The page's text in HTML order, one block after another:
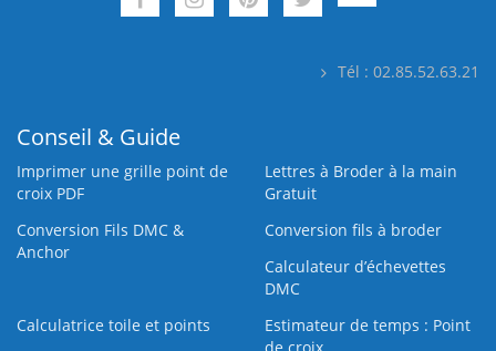
Tél : 02.85.52.63.21
Conseil & Guide
Imprimer une grille point de
croix PDF
Lettres à Broder à la main
Gratuit
Conversion Fils DMC &
Anchor
Conversion fils à broder
Calculateur d’échevettes
DMC
Calculatrice toile et points
Estimateur de temps : Point